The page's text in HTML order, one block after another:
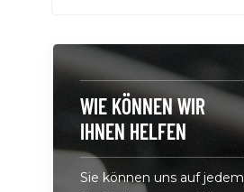
WIE KÖNNEN WIR
IHNEN HELFEN
Sie können uns auf jedem